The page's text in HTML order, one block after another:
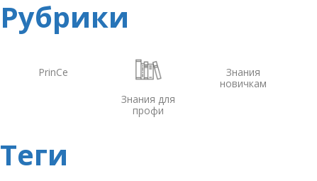
Рубрики
PrinCe
Знания для
профи
Знания
новичкам
Теги